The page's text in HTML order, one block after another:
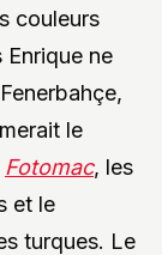
couleurs
Enrique ne
le
Fotomac, les
et le
turques. Le